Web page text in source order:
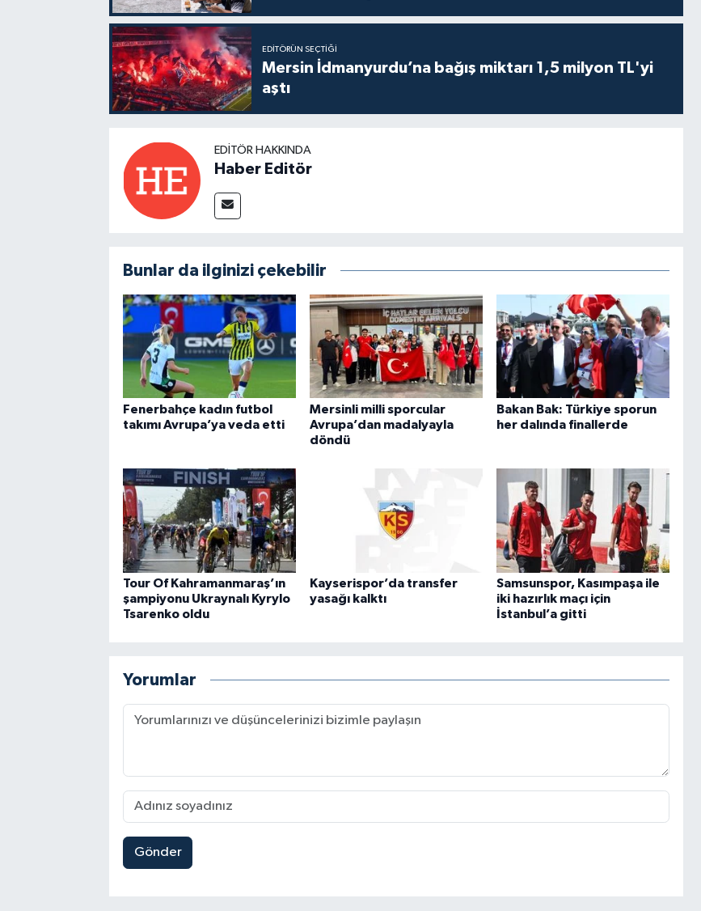
EDITÖRÜN SEÇTIĞI
Mersin İdmanyurdu’na bağış miktarı 1,5 milyon TL'yi
aştı
EDITÖR HAKKINDA
Haber Editör
Bunlar da ilginizi çekebilir
Fenerbahçe kadın futbol
takımı Avrupa’ya veda etti
Mersinli milli sporcular
Avrupa’dan madalyayla
döndü
Bakan Bak: Türkiye sporun
her dalında finallerde
Tour Of Kahramanmaraş’ın
şampiyonu Ukraynalı Kyrylo
Tsarenko oldu
Kayserispor’da transfer
yasağı kalktı
Samsunspor, Kasımpaşa ile
iki hazırlık maçı için
İstanbul’a gitti
Yorumlar
Gönder